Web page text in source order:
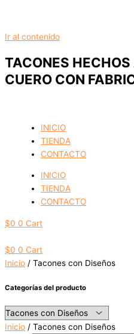
Ir al contenido
TACONES
CUERO CON
INICIO
TIENDA
CONTACTO
INICIO
TIENDA
CONTACTO
$0 0 Cart
$0 0 Cart
Inicio / Tacones con Diseños
Categorías del producto
Inicio / Tacones con Diseños